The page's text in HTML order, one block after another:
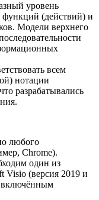
уровень
функций (действий) и
Модели верхнего
всем
нотации
разрабатывались
любого
Chrome).
один из
Visio (версия 2019 и
включённым